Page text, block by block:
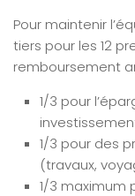
Pour maintenir
tiers pour les 12
remboursement
1/3 pour
1/3 pour des
(travaux,
1/3 maximum